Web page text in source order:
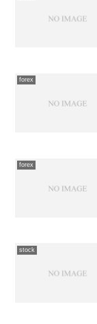
forex
forex
stock